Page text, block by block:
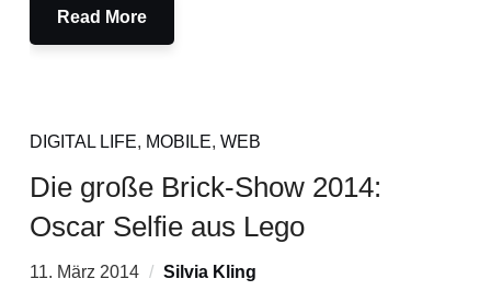
Read More
DIGITAL LIFE, MOBILE, WEB
Die große Brick-Show 2014:
Oscar Selfie aus Lego
11. März 2014 Silvia Kling